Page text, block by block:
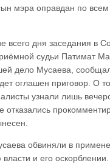
мэра оправдан по всем
всего дня заседания в
судьи Патимат
дело Мусаева,
оглашен приговор. О
узнали лишь
отказались
обвиняли в
власти и его